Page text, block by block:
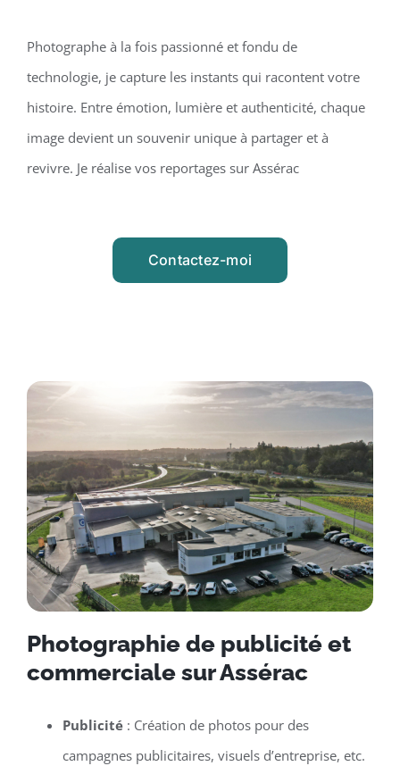
Photographe à la fois passionné et fondu de
technologie, je capture les instants qui racontent votre
histoire. Entre émotion, lumière et authenticité, chaque
image devient un souvenir unique à partager et à
revivre. Je réalise vos reportages sur Assérac
Contactez-moi
Photographie de publicité et
commerciale sur Assérac
Publicité: Création de photos pour des
campagnes publicitaires, visuels d’entreprise, etc.